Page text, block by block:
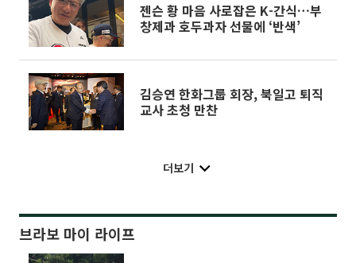
젠슨 황 마음 사로잡은 K-간식…부
창제과 호두과자 선물에 ‘반색’
김승연 한화그룹 회장, 북일고 퇴직
교사 초청 만찬
더보기
브라보 마이 라이프